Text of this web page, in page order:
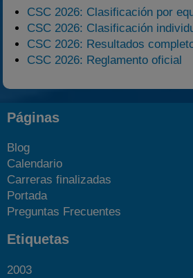
CSC 2026: Clasificación por
CSC 2026: Clasificación
CSC 2026: Resultados
CSC 2026: Reglamento oficial
Páginas
Blog
Calendario
Carreras finalizadas
Portada
Preguntas Frecuentes
Etiquetas
2003